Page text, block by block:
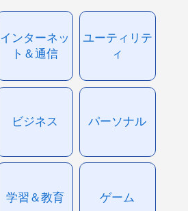
インターネッ
ト＆通信
ユーティリテ
ィ
ビジネス パーソナル
学習＆教育 ゲーム